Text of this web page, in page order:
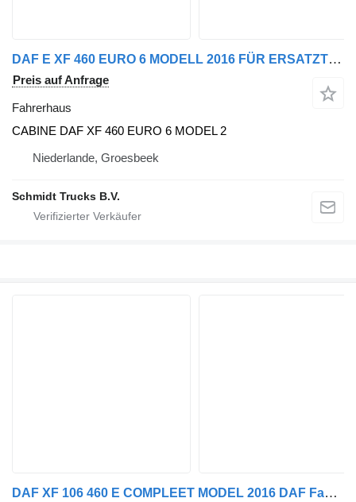
DAF E XF 460 EURO 6 MODELL 2016 FÜR ERSATZTEILSPENDER CABINE Fahrerhaus für LKW
Preis auf Anfrage
Fahrerhaus
CABINE DAF XF 460 EURO 6 MODEL 2
Niederlande, Groesbeek
Schmidt Trucks B.V.
DAF XF 106 460 E COMPLEET MODEL 2016 DAF Fahrerhaus für LKW